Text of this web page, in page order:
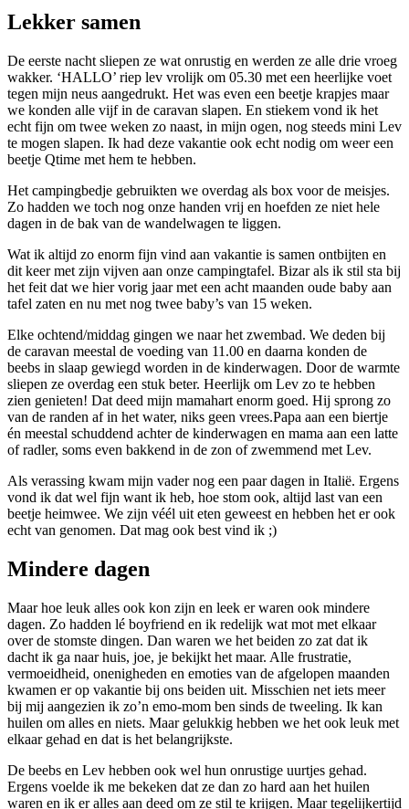
Lekker samen
De eerste nacht sliepen ze wat onrustig en werden ze alle drie vroeg
wakker. ‘HALLO’ riep lev vrolijk om 05.30 met een heerlijke voet
tegen mijn neus aangedrukt. Het was even een beetje krapjes maar
we konden alle vijf in de caravan slapen. En stiekem vond ik het
echt fijn om twee weken zo naast, in mijn ogen, nog steeds mini Lev
te mogen slapen. Ik had deze vakantie ook echt nodig om weer een
beetje Qtime met hem te hebben.
Het campingbedje gebruikten we overdag als box voor de meisjes.
Zo hadden we toch nog onze handen vrij en hoefden ze niet hele
dagen in de bak van de wandelwagen te liggen.
Wat ik altijd zo enorm fijn vind aan vakantie is samen ontbijten en
dit keer met zijn vijven aan onze campingtafel. Bizar als ik stil sta bij
het feit dat we hier vorig jaar met een acht maanden oude baby aan
tafel zaten en nu met nog twee baby’s van 15 weken.
Elke ochtend/middag gingen we naar het zwembad. We deden bij
de caravan meestal de voeding van 11.00 en daarna konden de
beebs in slaap gewiegd worden in de kinderwagen. Door de warmte
sliepen ze overdag een stuk beter. Heerlijk om Lev zo te hebben
zien genieten! Dat deed mijn mamahart enorm goed. Hij sprong zo
van de randen af in het water, niks geen vrees.Papa aan een biertje
én meestal schuddend achter de kinderwagen en mama aan een latte
of radler, soms even bakkend in de zon of zwemmend met Lev.
Als verassing kwam mijn vader nog een paar dagen in Italië. Ergens
vond ik dat wel fijn want ik heb, hoe stom ook, altijd last van een
beetje heimwee. We zijn véél uit eten geweest en hebben het er ook
echt van genomen. Dat mag ook best vind ik ;)
Mindere dagen
Maar hoe leuk alles ook kon zijn en leek er waren ook mindere
dagen. Zo hadden lé boyfriend en ik redelijk wat mot met elkaar
over de stomste dingen. Dan waren we het beiden zo zat dat ik
dacht ik ga naar huis, joe, je bekijkt het maar. Alle frustratie,
vermoeidheid, onenigheden en emoties van de afgelopen maanden
kwamen er op vakantie bij ons beiden uit. Misschien net iets meer
bij mij aangezien ik zo’n emo-mom ben sinds de tweeling. Ik kan
huilen om alles en niets. Maar gelukkig hebben we het ook leuk met
elkaar gehad en dat is het belangrijkste.
De beebs en Lev hebben ook wel hun onrustige uurtjes gehad.
Ergens voelde ik me bekeken dat ze dan zo hard aan het huilen
waren en ik er alles aan deed om ze stil te krijgen. Maar tegelijkertijd